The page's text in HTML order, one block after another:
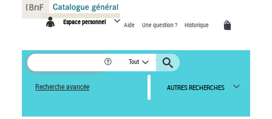
Espace personnel Aide Une question ? Historique
Tout
Recherche avancée AUTRES RECHERCHES
Panneau de gestion des cookies